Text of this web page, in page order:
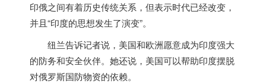
印俄之间有着历史传统关系，但表示时代已经改变，
并且“印度的思想发生了演变”。
纽兰告诉记者说，美国和欧洲愿意成为印度强大
的防务和安全伙伴。她还说，美国可以帮助印度摆脱
对俄罗斯国防物资的依赖。